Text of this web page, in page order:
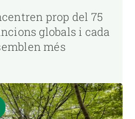
prop del 75
globals i cada
més